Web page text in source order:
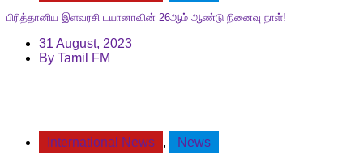
பிரித்தானிய இளவரசி டயானாவின் 26ஆம் ஆண்டு நினைவு நாள்!
31 August, 2023
By Tamil FM
International News , News